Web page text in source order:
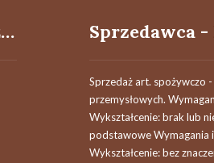
Sprzedawca w branży mięsnej
Sprzedaż art. spożywczo -
przemysłowych.
Wykształcenie: brak lub
podstawowe Wymagania
Wykształcenie: bez